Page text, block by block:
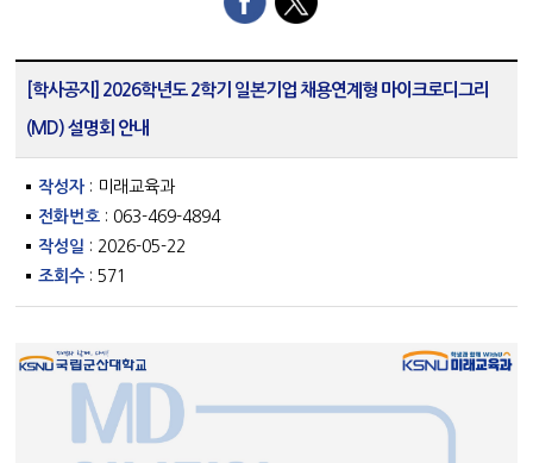
[학사공지] 2026학년도 2학기 일본기업 채용연계형 마이크로디그리
(MD) 설명회 안내
작성자: 미래교육과
전화번호: 063-469-4894
작성일 : 2026-05-22
조회수: 571